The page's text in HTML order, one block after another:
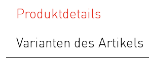
Produktdetails
Varianten des Artikels